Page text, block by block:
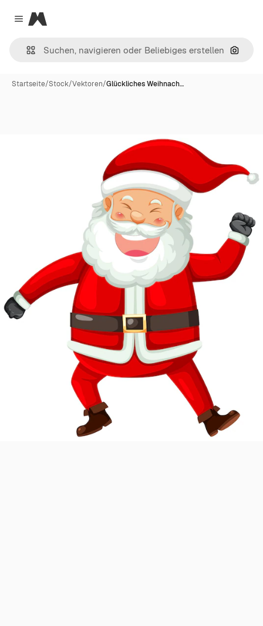
Close menu
Magnific
Nach
Startseite/Stock/Vektoren/Glückliches Weihnach…